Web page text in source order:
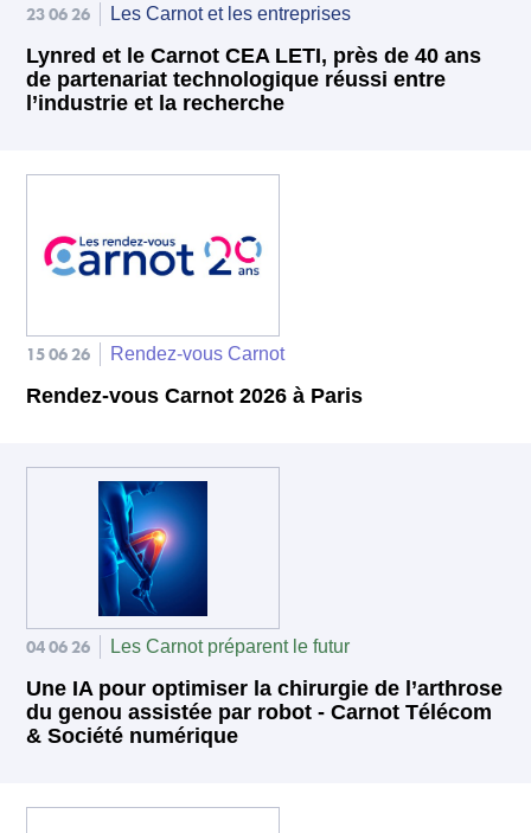
23 06 26 Les Carnot et les entreprises
Lynred et le Carnot CEA LETI, près de 40 ans
de partenariat technologique réussi entre
l’industrie et la recherche
15 06 26 Rendez-vous Carnot
Rendez-vous Carnot 2026 à Paris
04 06 26 Les Carnot préparent le futur
Une IA pour optimiser la chirurgie de l’arthrose
du genou assistée par robot - Carnot Télécom
& Société numérique